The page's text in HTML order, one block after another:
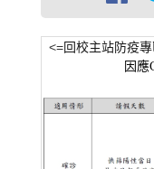
<=回校主站防疫專
因應